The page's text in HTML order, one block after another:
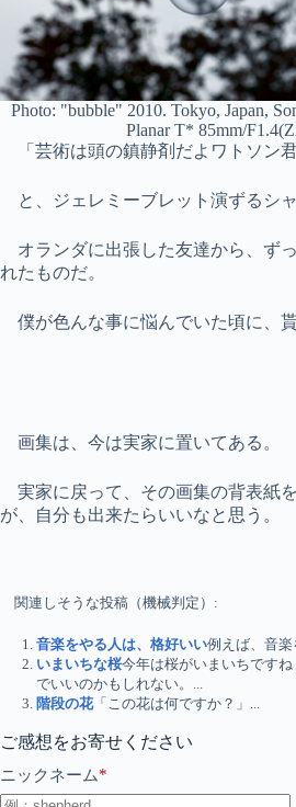
Photo: "bubble" 2010. Tokyo, Japan,
Planar T* 85mm/
「芸術は頭の鎮静剤だよワトソン君
と、ジェレミーブレット演ずるシ
オランダに出張した友達から、ず
れたものだ。
僕が色んな事に悩んでいた頃に、
画集は、今は実家に置いてある。
実家に戻って、その画集の背表紙
が、自分も出来たらいいなと思う。
関連しそうな投稿（機械判定）:
音楽をやる人は、格好いい例えば、音楽
いまいちな桜今年は桜がいまいちです
でいいのかもしれない。...
階段の花「この花は何ですか？」...
ご感想をお寄せください
ニックネーム*